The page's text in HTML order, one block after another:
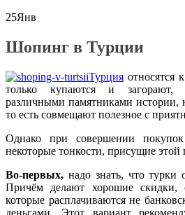
25Янв
Шопинг в Турции
Турция относятся
только купаются и загорают,
различными памятниками истории,
то есть совмещают полезное с
Однако при совершении
некоторые тонкости, присущие этой
Во-первых, надо знать, что турки
Причём делают хорошие скидки,
которые расплачиваются не
деньгами. Этот вариант